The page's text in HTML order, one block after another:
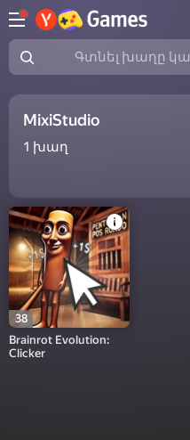
Գտնել խաղը կամ ժանրը
MixiStudio
1 խաղ
38
Brainrot Evolution:
Clicker